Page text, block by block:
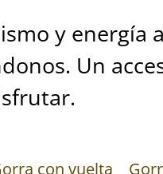
y energía
Un
con vuelta